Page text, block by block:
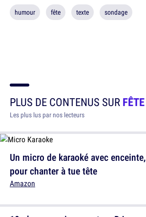
humour fête texte sondage
PLUS DE CONTENUS SURFÊTE
Les plus lus par nos lecteurs
Un micro de karaoké avec enceinte,
pour chanter à tue tête
Amazon